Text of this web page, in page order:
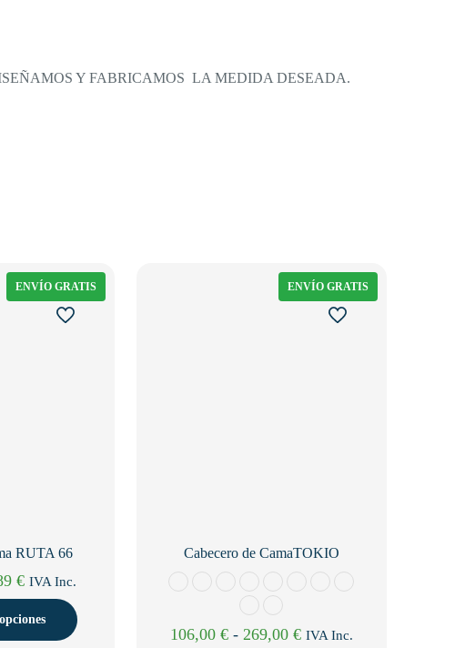
Y FABRICAMOS LA MEDIDA DESEADA.
ENVÍO GRATIS
RUTA 66
€Rango
de
precios:
IVA Inc.
ENVÍO GRATIS
Cabecero de CamaTOKIO
106,00 € - 269,00 €Rango
IVA Inc.